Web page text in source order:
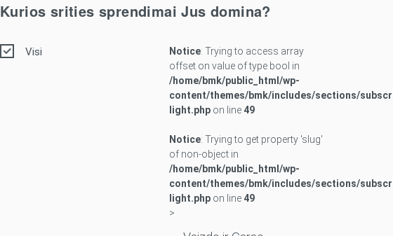
Kurios srities sprendimai Jus domina?
Visi Notice: Trying to access array
offset on value of type bool in
/home/bmk/public_html/wp-
content/themes/bmk/includes/sections/
light.php on line 49
Notice: Trying to get property 'slug'
of non-object in
/home/bmk/public_html/wp-
content/themes/bmk/includes/sections/
light.php on line 49
>